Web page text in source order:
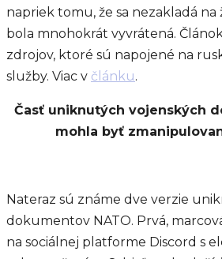
napriek tomu, že sa nezakladá
bola mnohokrát vyvrátená.
zdrojov, ktoré sú napojené na
služby. Viac v článku.
Časť uniknutých vojenských
mohla byť
Nateraz sú známe dve verzie
dokumentov NATO. Prvá,
na sociálnej platforme Discord s